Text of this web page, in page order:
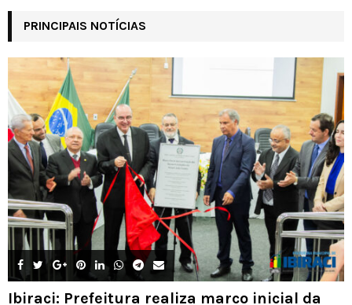
PRINCIPAIS NOTÍCIAS
Ibiraci: Prefeitura realiza marco inicial da